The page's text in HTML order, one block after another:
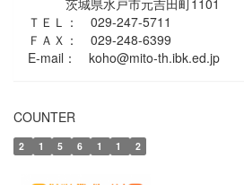
茨城県水戸市元吉田町1101
ＴＥＬ： 029-247-5711
ＦＡＸ： 029-248-6399
E-mail： koho@mito-th.ibk.ed.jp
COUNTER
2 1 5 6 1 1 2